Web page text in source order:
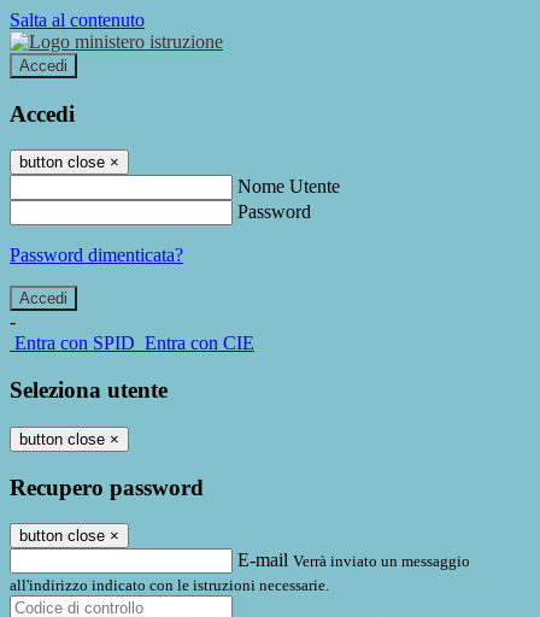
Salta al contenuto
Accedi
Accedi
button close ×
Nome Utente
Password
Password dimenticata?
-
Entra con SPID Entra con CIE
Seleziona utente
button close ×
Recupero password
button close ×
E-mail Verrà inviato un messaggio
all'indirizzo indicato con le istruzioni necessarie.